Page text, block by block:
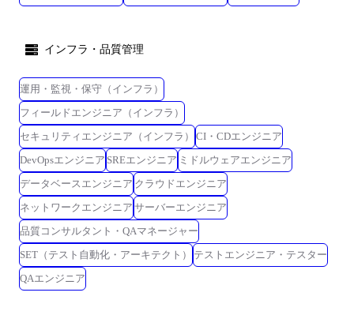
インフラ・品質管理
運用・監視・保守（インフラ）
フィールドエンジニア（インフラ）
セキュリティエンジニア（インフラ）
CI・CDエンジニア
DevOpsエンジニア SREエンジニア ミドルウェアエンジニア
データベースエンジニア クラウドエンジニア
ネットワークエンジニア サーバーエンジニア
品質コンサルタント・QAマネージャー
SET（テスト自動化・アーキテクト）
テストエンジニア・テスター
QAエンジニア